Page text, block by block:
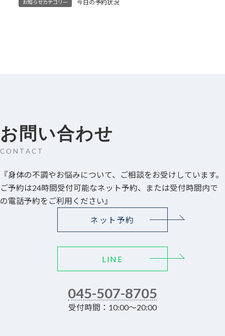
お知らせカテゴリー 今日の予約状況
お問い合わせ
CONTACT
『身体の不調やお悩みについて、ご相談をお受けしています。
ご予約は24時間受付可能なネット予約、または受付時間内で
の電話予約をご利用ください』
ネット予約
LINE
045-507-8705
受付時間：10:00～20:00